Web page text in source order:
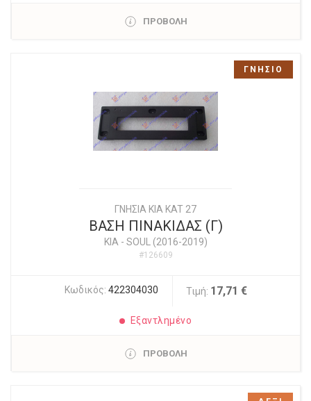
ΠΡΟΒΟΛΗ
ΓΝΗΣΙΑ KIA KAT 27
ΒΑΣΗ ΠΙΝΑΚΙΔΑΣ (Γ)
KIA - SOUL (2016-2019)
#126609
Κωδικός: 422304030 Τιμή: 17,71 €
Εξαντλημένο
ΠΡΟΒΟΛΗ
ΓΝΗΣΙΟ